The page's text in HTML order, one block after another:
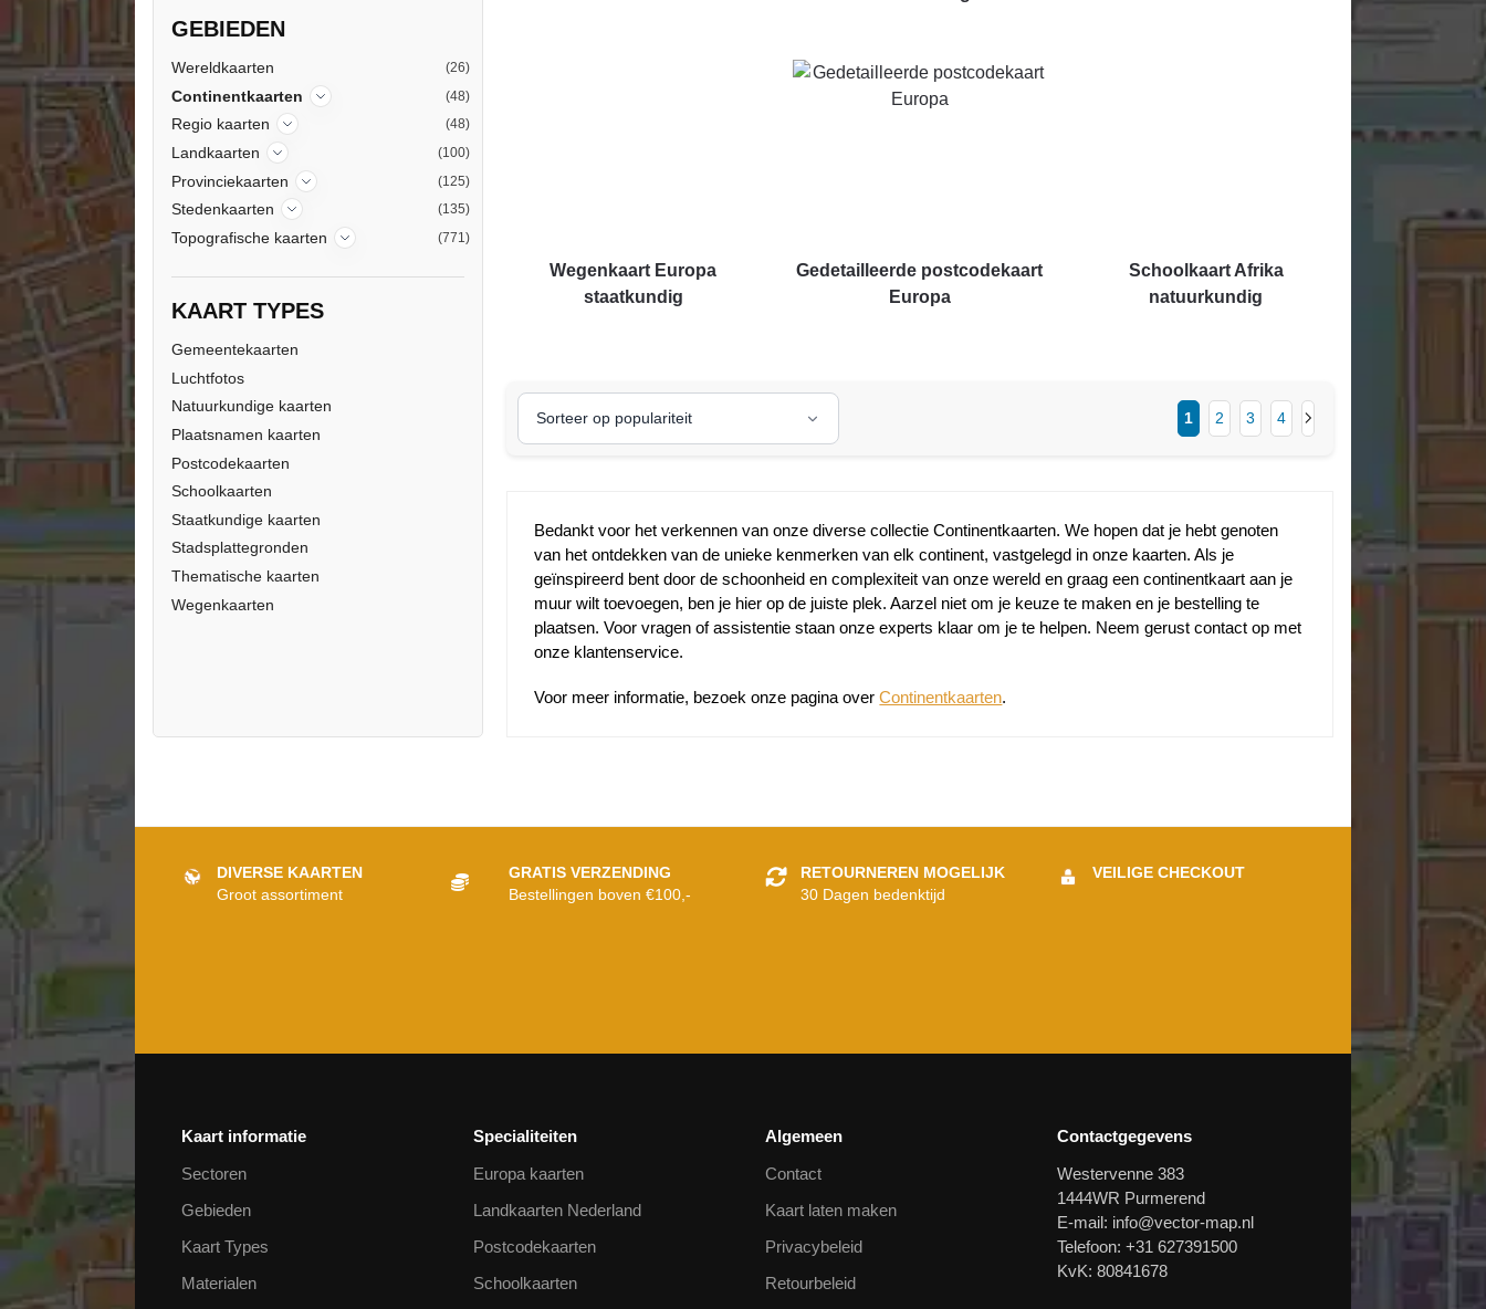
Wegenkaart Europa
staatkundig
Gedetailleerde postcodekaart
Europa
Schoolkaart Afrika
natuurkundig
1 2 3 4
Bedankt voor het verkennen van onze diverse collectie Continentkaarten. We hopen dat je hebt genoten
van het ontdekken van de unieke kenmerken van elk continent, vastgelegd in onze kaarten. Als je
geïnspireerd bent door de schoonheid en complexiteit van onze wereld en graag een continentkaart aan je
muur wilt toevoegen, ben je hier op de juiste plek. Aarzel niet om je keuze te maken en je bestelling te
plaatsen. Voor vragen of assistentie staan onze experts klaar om je te helpen. Neem gerust contact op met
onze klantenservice.
Voor meer informatie, bezoek onze pagina overContinentkaarten.
GEBIEDEN
Wereldkaarten (26)
Continentkaarten (48)
Regio kaarten (48)
Landkaarten (100)
Provinciekaarten (125)
Stedenkaarten (135)
Topografische kaarten (771)
KAART TYPES
Gemeentekaarten
Luchtfotos
Natuurkundige kaarten
Plaatsnamen kaarten
Postcodekaarten
Schoolkaarten
Staatkundige kaarten
Stadsplattegronden
Thematische kaarten
Wegenkaarten
DIVERSE KAARTEN
Groot assortiment
GRATIS VERZENDING
Bestellingen boven €100,-
RETOURNEREN MOGELIJK
30 Dagen bedenktijd
VEILIGE CHECKOUT
Kaart informatie
Sectoren
Gebieden
Kaart Types
Materialen
Specialiteiten
Europa kaarten
Landkaarten Nederland
Postcodekaarten
Schoolkaarten
Algemeen
Contact
Kaart laten maken
Privacybeleid
Retourbeleid
Contactgegevens
Westervenne 383
1444WR Purmerend
E-mail: info@vector-map.nl
Telefoon: +31 627391500
KvK: 80841678